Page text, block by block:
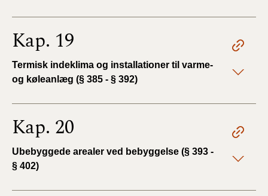
Kap. 19
Termisk indeklima og installationer til varme-
og køleanlæg (§ 385 - § 392)
Kap. 20
Ubebyggede arealer ved bebyggelse (§ 393 -
§ 402)